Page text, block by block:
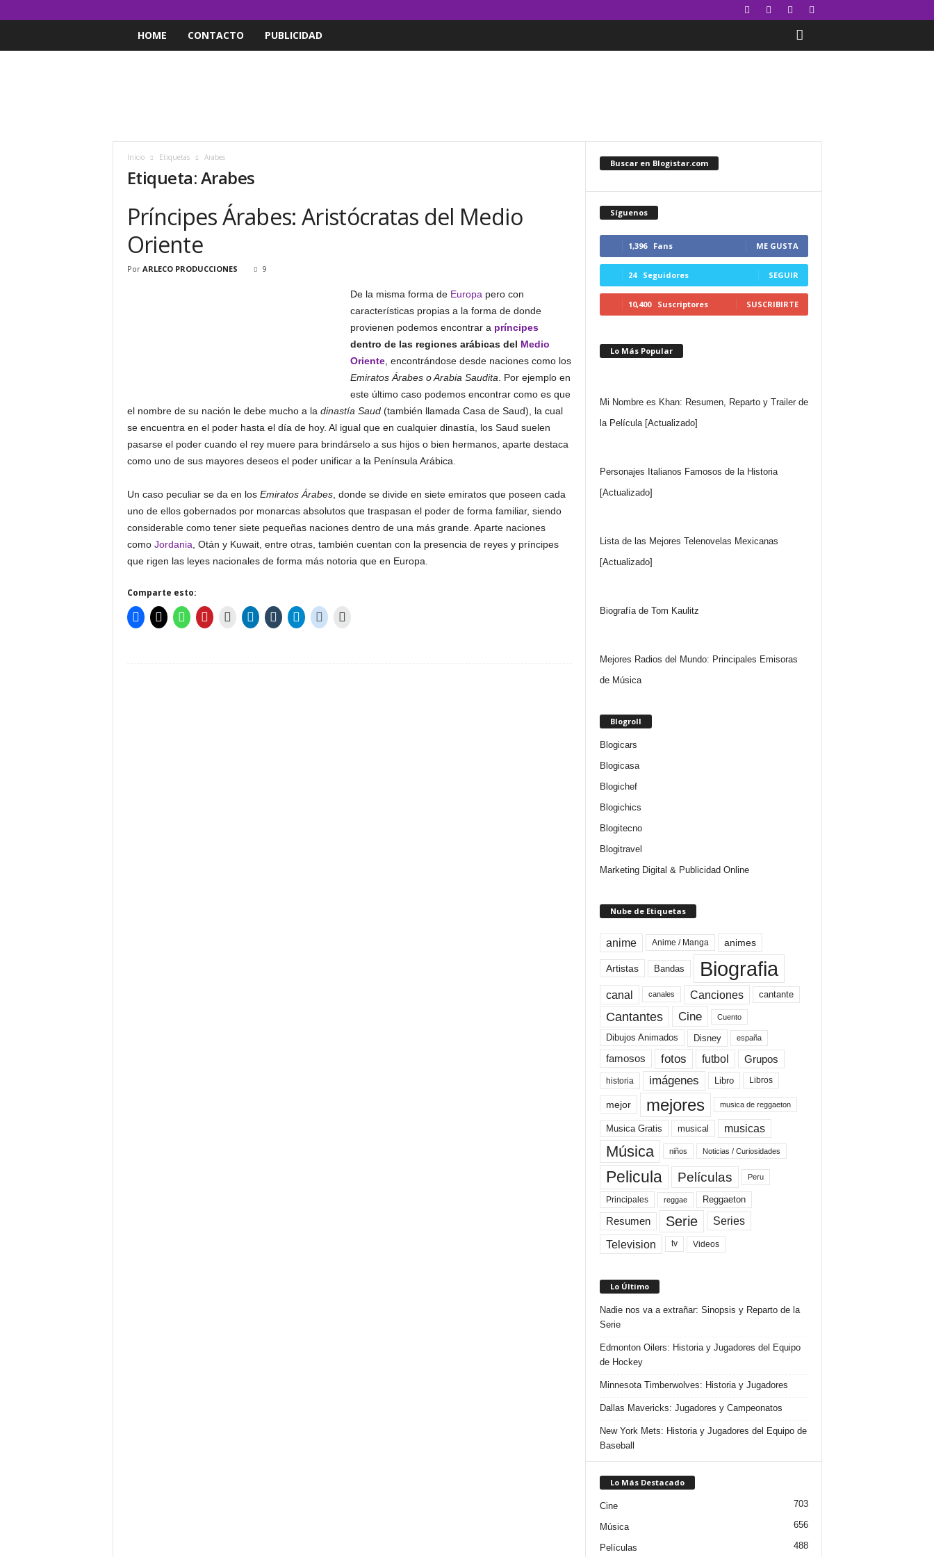
HOME CONTACTO PUBLICIDAD
Inicio Etiquetas Arabes
Etiqueta: Arabes
Príncipes Árabes: Aristócratas del Medio
Oriente
Por ARLECO PRODUCCIONES 9
De la misma forma de Europa pero con
características propias a la forma de donde
provienen podemos encontrar a príncipes
dentro de las regiones arábicas del Medio
Oriente, encontrándose desde naciones como los
Emiratos Árabes o Arabia Saudita . Por ejemplo en
este último caso podemos encontrar como es que
el nombre de su nación le debe mucho a la dinastía Saud(también llamada Casa de Saud), la cual
se encuentra en el poder hasta el día de hoy. Al igual que en cualquier dinastía, los Saud suelen
pasarse el poder cuando el rey muere para brindárselo a sus hijos o bien hermanos, aparte destaca
como uno de sus mayores deseos el poder unificar a la Península Arábica.
Un caso peculiar se da en los Emiratos Árabes, donde se divide en siete emiratos que poseen cada
uno de ellos gobernados por monarcas absolutos que traspasan el poder de forma familiar, siendo
considerable como tener siete pequeñas naciones dentro de una más grande. Aparte naciones
como Jordania , Otán y Kuwait, entre otras, también cuentan con la presencia de reyes y príncipes
que rigen las leyes nacionales de forma más notoria que en Europa.
Comparte esto:
Buscar en Blogistar.com
Síguenos
1,396 Fans ME GUSTA
24 Seguidores SEGUIR
10,400 Suscriptores SUSCRIBIRTE
Lo Más Popular
Mi Nombre es Khan: Resumen, Reparto y Trailer de
la Película [Actualizado]
Personajes Italianos Famosos de la Historia
[Actualizado]
Lista de las Mejores Telenovelas Mexicanas
[Actualizado]
Biografía de Tom Kaulitz
Mejores Radios del Mundo: Principales Emisoras
de Música
Blogroll
Blogicars
Blogicasa
Blogichef
Blogichics
Blogitecno
Blogitravel
Marketing Digital & Publicidad Online
Nube de Etiquetas
anime Anime / Manga animes
Artistas Bandas Biografia
canal canales Canciones cantante
Cantantes Cine Cuento
Dibujos Animados Disney españa
famosos fotos futbol Grupos
historia imágenes Libro Libros
mejor mejores musica de reggaeton
Musica Gratis musical musicas
Música niños Noticias / Curiosidades
Pelicula Películas Peru
Principales reggae Reggaeton
Resumen Serie Series
Television tv Videos
Lo Último
Nadie nos va a extrañar: Sinopsis y Reparto de la
Serie
Edmonton Oilers: Historia y Jugadores del Equipo
de Hockey
Minnesota Timberwolves: Historia y Jugadores
Dallas Mavericks: Jugadores y Campeonatos
New York Mets: Historia y Jugadores del Equipo de
Baseball
Lo Más Destacado
Cine 703
Música 656
Películas 488